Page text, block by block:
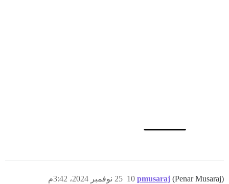
pmusaraj (Penar Musaraj) 25 نوفمبر 2024، 3:42م 10